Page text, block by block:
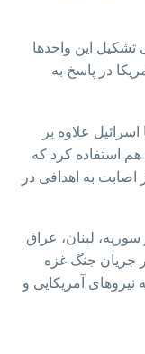
تشکیل این واحدها
در پاسخ به
در جنگ ۱۲ روزه با اسرائیل علاوه بر
استفاده کرد که
اصابت به اهدافی در
لبنان، عراق
جریان جنگ غزه
نیروهای آمریکایی و